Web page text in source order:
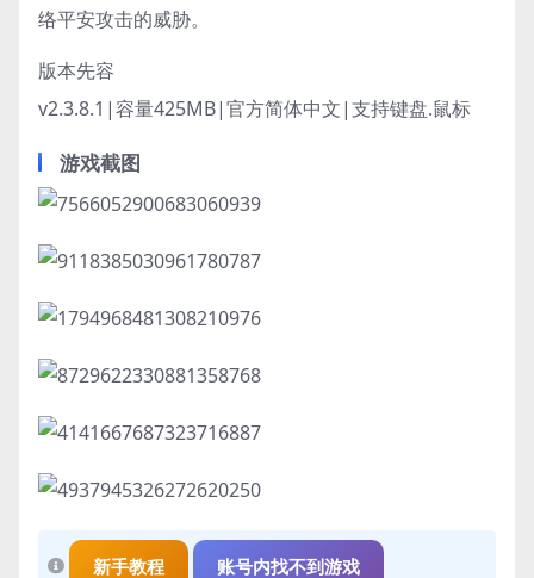
络平安攻击的威胁。
版本先容
v2.3.8.1|容量425MB|官方简体中文|支持键盘.鼠标
游戏截图
新手教程 账号内找不到游戏